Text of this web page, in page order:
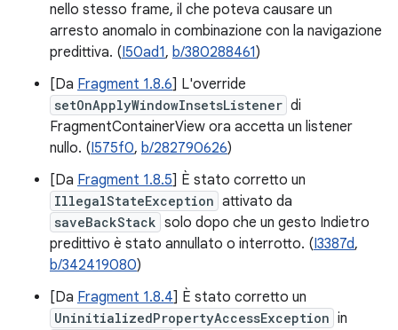
nello stesso frame, il che poteva causare un
arresto anomalo in combinazione con la navigazione
predittiva. (I50ad1, b/380288461)
[Da Fragment 1.8.6] L'override
setOnApplyWindowInsetsListener di
FragmentContainerView ora accetta un listener
nullo. (I575f0, b/282790626)
[Da Fragment 1.8.5] È stato corretto un
IllegalStateException attivato da
saveBackStack solo dopo che un gesto Indietro
predittivo è stato annullato o interrotto. (I3387d,
b/342419080)
[Da Fragment 1.8.4] È stato corretto un
UninitializedPropertyAccessException in